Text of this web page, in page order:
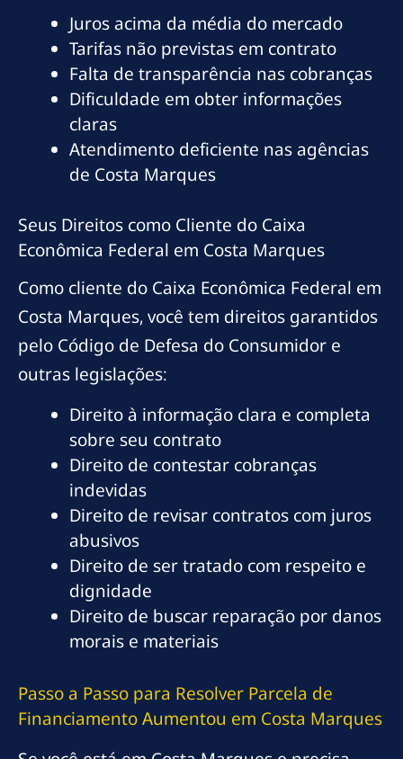
Juros acima da média do mercado
Tarifas não previstas em contrato
Falta de transparência nas cobranças
Dificuldade em obter informações
claras
Atendimento deficiente nas agências
de Costa Marques
Seus Direitos como Cliente do Caixa
Econômica Federal em Costa Marques
Como cliente do Caixa Econômica Federal em
Costa Marques, você tem direitos garantidos
pelo Código de Defesa do Consumidor e
outras legislações:
Direito à informação clara e completa
sobre seu contrato
Direito de contestar cobranças
indevidas
Direito de revisar contratos com juros
abusivos
Direito de ser tratado com respeito e
dignidade
Direito de buscar reparação por danos
morais e materiais
Passo a Passo para Resolver Parcela de
Financiamento Aumentou em Costa Marques